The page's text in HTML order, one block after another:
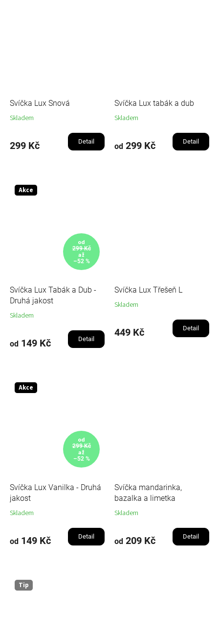
Svíčka Lux Snová
Skladem
299 Kč Detail
Svíčka Lux tabák a dub
Skladem
od 299 Kč Detail
Akce
od
299 Kč
až
–52 %
Svíčka Lux Tabák a Dub -
Druhá jakost
Skladem
od 149 Kč Detail
Svíčka Lux Třešeň L
Skladem
449 Kč Detail
Akce
od
299 Kč
až
–52 %
Svíčka Lux Vanilka - Druhá
jakost
Skladem
od 149 Kč Detail
Svíčka mandarinka,
bazalka a limetka
Skladem
od 209 Kč Detail
Tip